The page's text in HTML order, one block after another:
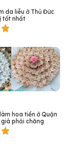
da liễu ở Thủ Đức
tốt nhất
hoa tiền ở Quận
phải chăng